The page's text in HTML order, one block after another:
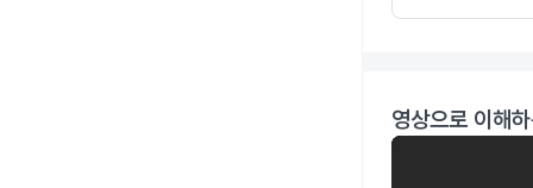
영상으로 이해